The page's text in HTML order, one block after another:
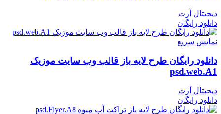
دیجیتال آرت
دانلود رایگان
نمایش سریع
دانلود رایگان طرح لایه باز قالب وب سایت موزیک
psd.web.A1
دیجیتال آرت
دانلود رایگان